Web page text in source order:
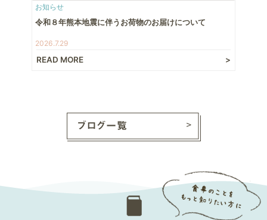
お知らせ
令和８年熊本地震に伴うお荷物のお届けについて
2026.7.29
READ MORE